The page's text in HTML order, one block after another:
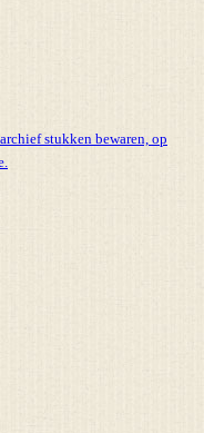
stukken bewaren, op